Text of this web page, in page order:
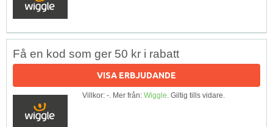
Få en kod som ger 50 kr i rabatt
VISA ERBJUDANDE
Villkor: -. Mer från: Wiggle. Giltig tills vidare.